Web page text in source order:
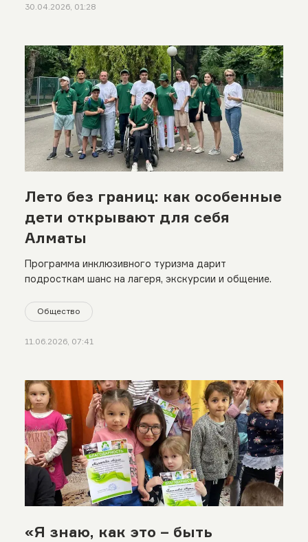
30.04.2026, 01:28
Лето без границ: как особенные
дети открывают для себя
Алматы
Программа инклюзивного туризма дарит
подросткам шанс на лагеря, экскурсии и общение.
Общество
11.06.2026, 07:41
«Я знаю, как это – быть